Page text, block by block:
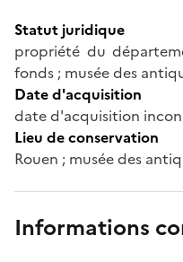
Statut juridique
propriété du
fonds ; musée des
Date d'acquisition
date d'acquisition
Lieu de conservation
Rouen ; musée des
Informations